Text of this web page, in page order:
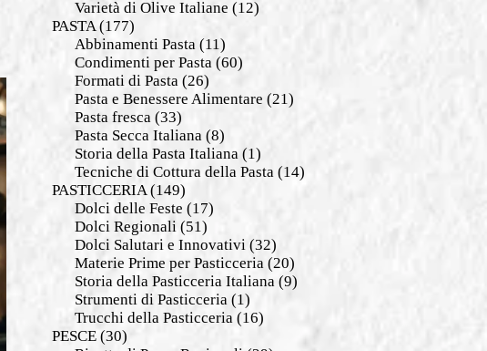
Varietà di Olive Italiane (12)
PASTA(177)
Abbinamenti Pasta (11)
Condimenti per Pasta (60)
Formati di Pasta (26)
Pasta e Benessere Alimentare (21)
Pasta fresca (33)
Pasta Secca Italiana (8)
Storia della Pasta Italiana (1)
Tecniche di Cottura della Pasta (14)
PASTICCERIA(149)
Dolci delle Feste (17)
Dolci Regionali (51)
Dolci Salutari e Innovativi (32)
Materie Prime per Pasticceria (20)
Storia della Pasticceria Italiana (9)
Strumenti di Pasticceria (1)
Trucchi della Pasticceria (16)
PESCE(30)